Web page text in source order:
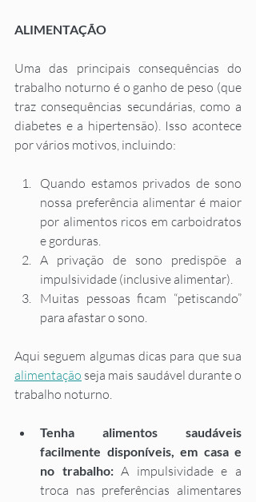
ALIMENTAÇÃO
Uma das principais consequências do
trabalho noturno é o ganho de peso (que
traz consequências secundárias, como a
diabetes e a hipertensão). Isso acontece
por vários motivos, incluindo:
Quando estamos privados de sono
nossa preferência alimentar é maior
por alimentos ricos em carboidratos
e gorduras.
A privação de sono predispõe a
impulsividade (inclusive alimentar).
Muitas pessoas ficam “petiscando”
para afastar o sono.
alimentação seja mais saudável durante o
trabalho noturno.
Tenha alimentos saudáveis
facilmente disponíveis, em casa e
no trabalho: A impulsividade e a
troca nas preferências alimentares